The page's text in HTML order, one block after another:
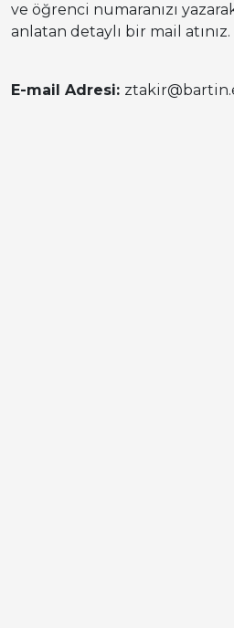
ve öğrenci numaranızı
anlatan detaylı bir mail atınız.
E-mail Adresi: